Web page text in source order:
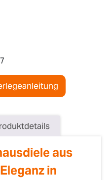
aus
in